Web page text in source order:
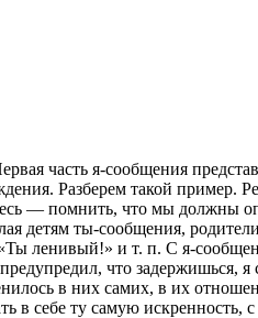
часть я-сообщения
Разберем такой пример.
— помнить, что мы должны
детям ты-сообщения,
ленивый!» и т. п. С я-
что задержишься,
в них самих, в их
себе ту самую